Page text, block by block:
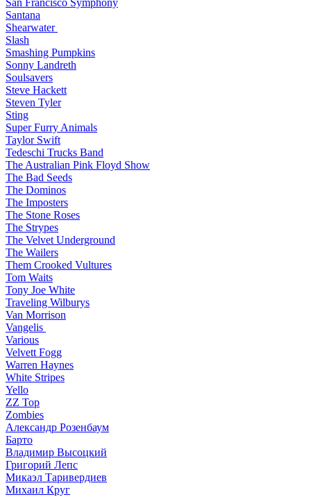
Santana
Shearwater
Slash
Smashing Pumpkins
Sonny Landreth
Soulsavers
Steve Hackett
Steven Tyler
Sting
Super Furry Animals
Taylor Swift
Tedeschi Trucks Band
The Australian Pink Floyd Show
The Bad Seeds
The Dominos
The Imposters
The Stone Roses
The Strypes
The Velvet Underground
The Wailers
Them Crooked Vultures
Tom Waits
Tony Joe White
Traveling Wilburys
Van Morrison
Vangelis
Various
Velvett Fogg
Warren Haynes
White Stripes
Yello
ZZ Top
Zombies
Александр Розенбаум
Барто
Владимир Высоцкий
Григорий Лепс
Микаэл Таривердиев
Михаил Круг